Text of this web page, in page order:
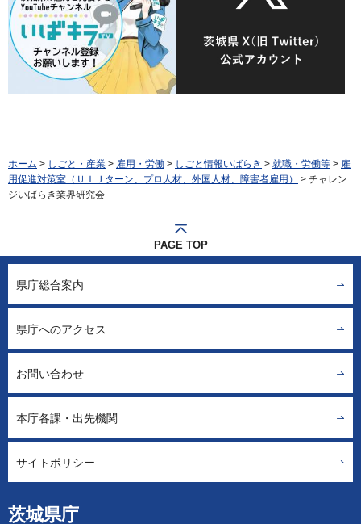
ホーム > しごと・産業 > 雇用・労働 > しごと情報いばらき > 就職・労働等 > 雇
用促進対策室（ＵＩＪターン、プロ人材、外国人材、障害者雇用）
> チャレン
ジいばらき業界研究会
PAGE TOP
茨城県庁
県庁総合案内
県庁へのアクセス
お問い合わせ
本庁各課・出先機関
サイトポリシー